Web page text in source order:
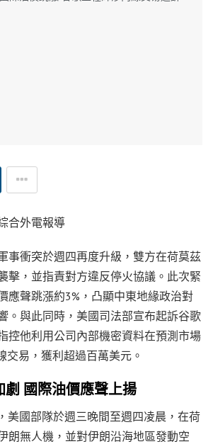
合外電報導
事衝突於週四再度升級，雙方在荷莫茲
擊，並指責對方違反停火協議。此次緊
應聲跳漲約3%，凸顯中東地緣政治對
。與此同時，美國司法部宣布起訴谷歌
控他利用公司內部機密資料在預測市場
交易，獲利超過百萬美元。
劇 國際油價應聲上揚
美國部隊於週三晚間至週四凌晨，在荷
朗無人機，並對伊朗沿海地區發動空